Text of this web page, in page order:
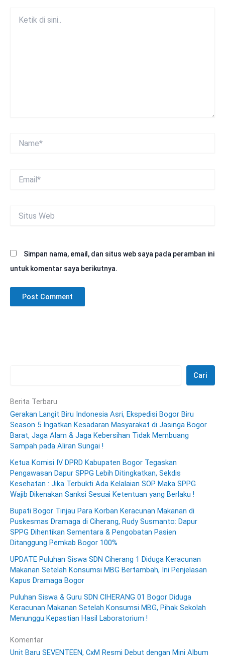
Web
Simpan nama, email, dan situs web saya pada peramban ini
untuk komentar saya berikutnya.
Cari
Berita Terbaru
Gerakan Langit Biru Indonesia Asri, Ekspedisi Bogor Biru
Season 5 Ingatkan Kesadaran Masyarakat di Jasinga Bogor
Barat, Jaga Alam & Jaga Kebersihan Tidak Membuang
Sampah pada Aliran Sungai !
Ketua Komisi IV DPRD Kabupaten Bogor Tegaskan
Pengawasan Dapur SPPG Lebih Ditingkatkan, Sekdis
Kesehatan : Jika Terbukti Ada Kelalaian SOP Maka SPPG
Wajib Dikenakan Sanksi Sesuai Ketentuan yang Berlaku !
Bupati Bogor Tinjau Para Korban Keracunan Makanan di
Puskesmas Dramaga di Ciherang, Rudy Susmanto: Dapur
SPPG Dihentikan Sementara & Pengobatan Pasien
Ditanggung Pemkab Bogor 100%
UPDATE Puluhan Siswa SDN Ciherang 1 Diduga Keracunan
Makanan Setelah Konsumsi MBG Bertambah, Ini Penjelasan
Kapus Dramaga Bogor
Puluhan Siswa & Guru SDN CIHERANG 01 Bogor Diduga
Keracunan Makanan Setelah Konsumsi MBG, Pihak Sekolah
Menunggu Kepastian Hasil Laboratorium !
Komentar
Unit Baru SEVENTEEN, CxM Resmi Debut dengan Mini Album